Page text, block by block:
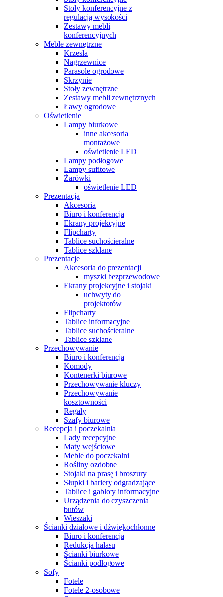
Stoły konferencyjne z
regulacją wysokości
Zestawy mebli
konferencyjnych
Meble zewnętrzne
Krzesła
Nagrzewnice
Parasole ogrodowe
Skrzynie
Stoły zewnętrzne
Zestawy mebli zewnętrznych
Ławy ogrodowe
Oświetlenie
Lampy biurkowe
inne akcesoria
montażowe
oświetlenie LED
Lampy podłogowe
Lampy sufitowe
Żarówki
oświetlenie LED
Prezentacja
Akcesoria
Biuro i konferencja
Ekrany projekcyjne
Flipcharty
Tablice suchościeralne
Tablice szklane
Prezentacje
Akcesoria do prezentacji
myszki bezprzewodowe
Ekrany projekcyjne i stojaki
uchwyty do
projektorów
Flipcharty
Tablice informacyjne
Tablice suchościeralne
Tablice szklane
Przechowywanie
Biuro i konferencja
Komody
Kontenerki biurowe
Przechowywanie kluczy
Przechowywanie
kosztowności
Regały
Szafy biurowe
Recepcja i poczekalnia
Lady recepcyjne
Maty wejściowe
Meble do poczekalni
Rośliny ozdobne
Stojaki na prasę i broszury
Słupki i bariery odgradzające
Tablice i gabloty informacyjne
Urządzenia do czyszczenia
butów
Wieszaki
Ścianki działowe i dźwiękochłonne
Biuro i konferencja
Redukcja hałasu
Ścianki biurkowe
Ścianki podłogowe
Sofy
Fotele
Fotele 2-osobowe